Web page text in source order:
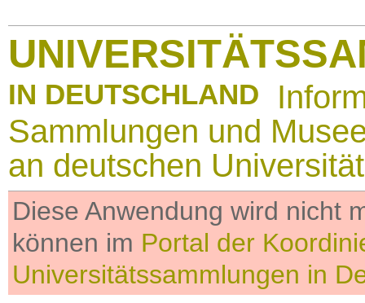
IN DEUTSCHLAND
Sammlungen und
an deutschen
Diese Anwendung wird nicht
können im Portal der
Universitätssammlungen in